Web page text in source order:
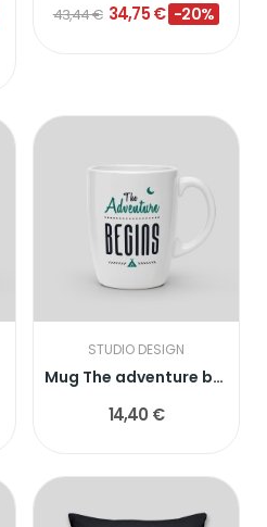
43,44 € 34,75 € -20%
STUDIO DESIGN
Mug The adventure begins
14,40 €